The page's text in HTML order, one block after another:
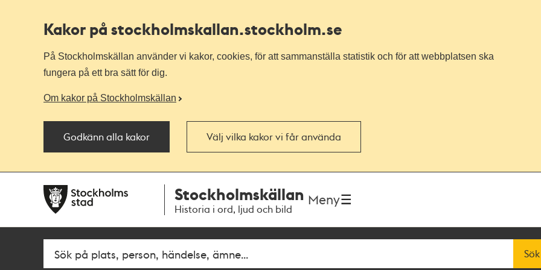
Kakor på stockholmskallan.stockholm.se
På Stockholmskällan använder vi kakor, cookies, för att sammanställa statistik och för att webbplatsen ska
fungera på ett bra sätt för dig.
Om kakor på Stockholmskällan
Godkänn alla kakor Välj vilka kakor vi får använda
navigationen
huvudinnehållet
Stockholmskällan
Historia i ord, ljud och bild
Meny
Fritextsök Sök